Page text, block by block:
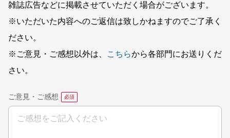
雑誌広告などに掲載させていただく場合がございます。
※いただいた内容へのご返信は致しかねますのでご了承く
ださい。
※ご意見・ご感想以外は、
こちらから各部門にお送りくだ
さい。
ご意見・ご感想